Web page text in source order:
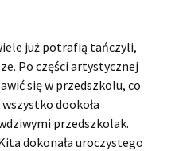
już potrafią tańczyli,
Po części artystycznej
się w przedszkolu, co
dookoła
przedszkolak.
dokonała uroczystego